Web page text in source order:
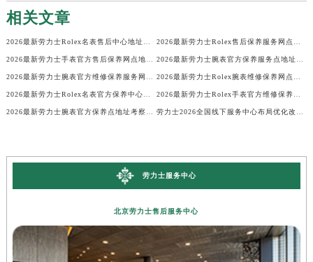
相关文章
劳力士服务中心
北京劳力士售后服务中心